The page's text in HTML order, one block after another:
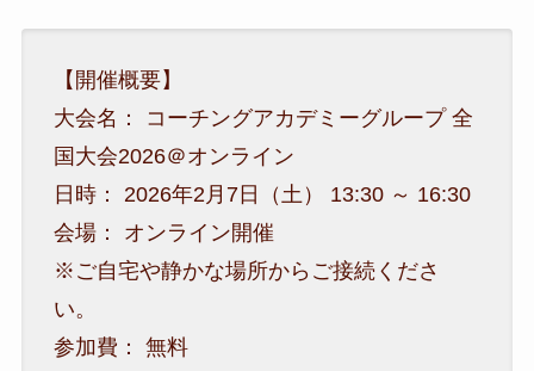
​【開催概要】
​大会名： コーチングアカデミーグループ 全
国大会2026＠オンライン
​日時： 2026年2月7日（土） 13:30 ～ 16:30
​会場： オンライン開催
​※ご自宅や静かな場所からご接続くださ
い。
​参加費： 無料